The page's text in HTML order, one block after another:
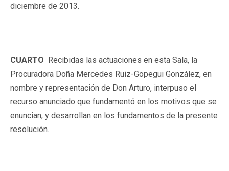
diciembre de 2013.
CUARTO Recibidas las actuaciones en esta Sala, la
Procuradora Doña Mercedes Ruiz-Gopegui González, en
nombre y representación de Don Arturo, interpuso el
recurso anunciado que fundamentó en los motivos que se
enuncian, y desarrollan en los fundamentos de la presente
resolución.